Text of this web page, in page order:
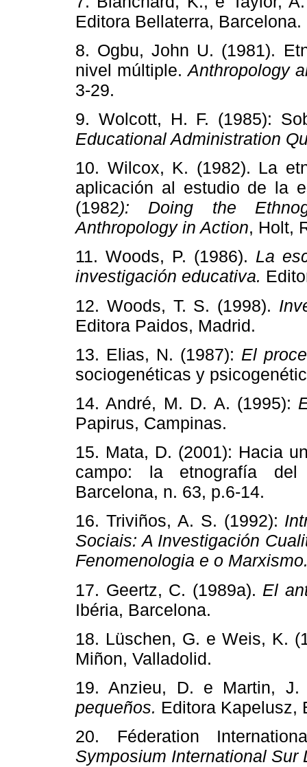
Editora Bellaterra, Barcelona.
8. Ogbu, John U. (1981).
nivel múltiple.Anthropology
3-29.
9. Wolcott, H. F. (1985):
Educational Administration
10. Wilcox, K. (1982). La
aplicación al estudio de la
(1982): Doing the
Anthropology in Action, Holt,
11. Woods, P. (1986). La
investigación educativa.
12. Woods, T. S. (1998).
Editora Paidos, Madrid.
13. Elias, N. (1987): El
sociogenéticas y
14. André, M. D. A. (1995):
Papirus, Campinas.
15. Mata, D. (2001): Hacia
campo: la etnografía
Barcelona, n. 63, p.6-14.
16. Triviños, A. S. (1992):
Sociais: A Investigación
Fenomenologia e o
17. Geertz, C. (1989a). El
Ibéria, Barcelona.
18. Lüschen, G. e Weis, K.
Miñon, Valladolid.
19. Anzieu, D. e Martin,
pequeños. Editora Kapelusz,
20. Féderation
Symposium International Sur